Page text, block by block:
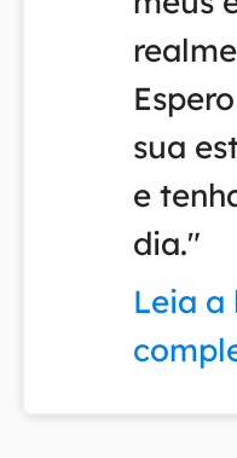
sua
e
dia."
Leia